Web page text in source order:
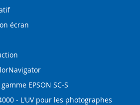
écran
EPSON SC-S
- L'UV pour les photographes